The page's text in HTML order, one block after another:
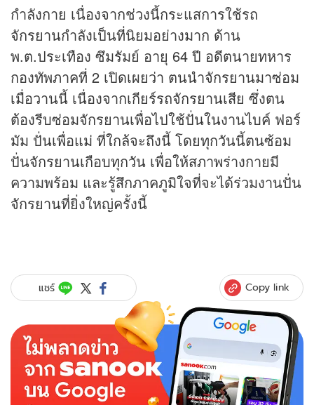
กำลังกาย เนื่องจากช่วงนี้กระแสการใช้รถ
จักรยานกำลังเป็นที่นิยมอย่างมาก ด้าน
พ.ต.ประเทือง ซึมรัมย์ อายุ 64 ปี อดีตนายทหาร
กองทัพภาคที่ 2 เปิดเผยว่า ตนนำจักรยานมาซ่อม
เมื่อวานนี้ เนื่องจากเกียร์รถจักรยานเสีย ซึ่งตน
ต้องรีบซ่อมจักรยานเพื่อไปใช้ปั่นในงานไบค์ ฟอร์
มัม ปั่นเพื่อแม่ ที่ใกล้จะถึงนี้ โดยทุกวันนี้ตนซ้อม
ปั่นจักรยานเกือบทุกวัน เพื่อให้สภาพร่างกายมี
ความพร้อม และรู้สึกภาคภูมิใจที่จะได้ร่วมงานปั่น
จักรยานที่ยิ่งใหญ่ครั้งนี้
แชร์ Copy link